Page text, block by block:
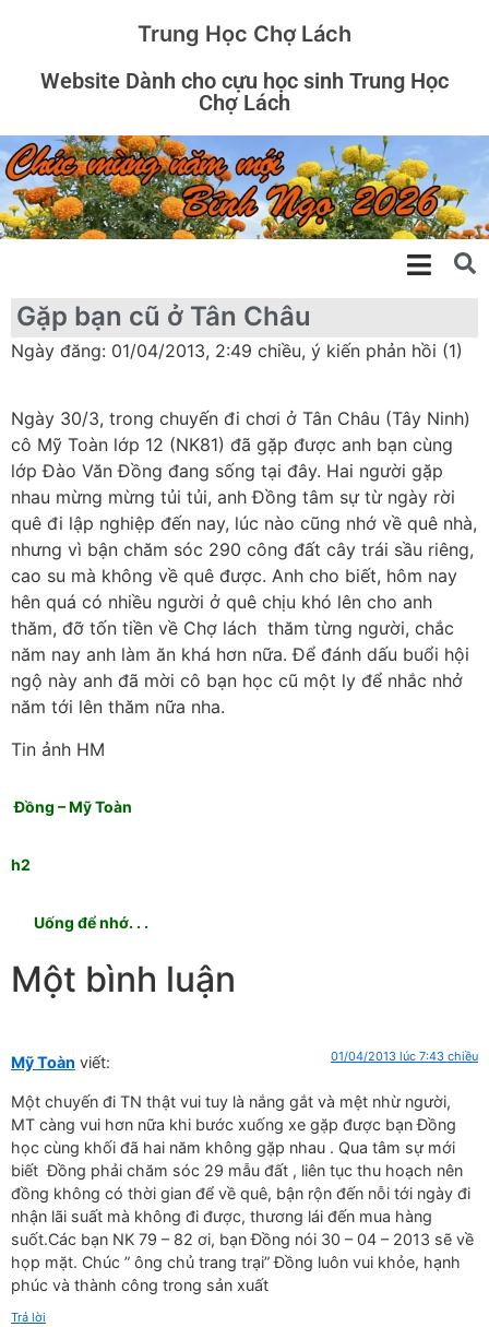
Trung Học Chợ Lách
Website Dành cho cựu học sinh Trung Học
Chợ Lách
Gặp bạn cũ ở Tân Châu
Ngày đăng: 01/04/2013, 2:49 chiều, ý kiến phản hồi (1)
Ngày 30/3, trong chuyến đi chơi ở Tân Châu (Tây Ninh)
cô Mỹ Toàn lớp 12 (NK81) đã gặp được anh bạn cùng
lớp Đào Văn Đồng đang sống tại đây. Hai người gặp
nhau mừng mừng tủi tủi, anh Đồng tâm sự từ ngày rời
quê đi lập nghiệp đến nay, lúc nào cũng nhớ về quê nhà,
nhưng vì bận chăm sóc 290 công đất cây trái sầu riêng,
cao su mà không về quê được. Anh cho biết, hôm nay
hên quá có nhiều người ở quê chịu khó lên cho anh
thăm, đỡ tốn tiền về Chợ lách thăm từng người, chắc
năm nay anh làm ăn khá hơn nữa. Để đánh dấu buổi hội
ngộ này anh đã mời cô bạn học cũ một ly để nhắc nhở
năm tới lên thăm nữa nha.
Tin ảnh HM
Đồng – Mỹ Toàn
h2
Uống để nhớ. . .
Một bình luận
Mỹ Toàn viết: 01/04/2013 lúc 7:43 chiều
Một chuyến đi TN thật vui tuy là nắng gắt và mệt nhừ người,
MT càng vui hơn nữa khi bước xuống xe gặp được bạn Đồng
học cùng khối đã hai năm không gặp nhau . Qua tâm sự mới
biết Đồng phải chăm sóc 29 mẫu đất , liên tục thu hoạch nên
đồng không có thời gian để về quê, bận rộn đến nỗi tới ngày đi
nhận lãi suất mà không đi được, thương lái đến mua hàng
suốt.Các bạn NK 79 – 82 ơi, bạn Đồng nói 30 – 04 – 2013 sẽ về
họp mặt. Chúc ” ông chủ trang trại” Đồng luôn vui khỏe, hạnh
phúc và thành công trong sản xuất
Trả lời